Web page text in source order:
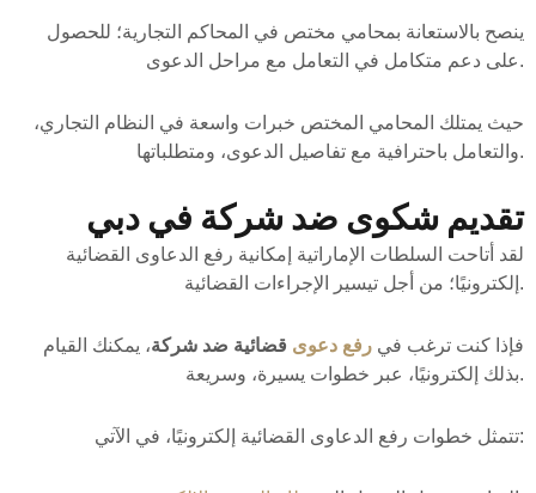
ينصح بالاستعانة بمحامي مختص في المحاكم التجارية؛ للحصول
على دعم متكامل في التعامل مع مراحل الدعوى.
حيث يمتلك المحامي المختص خبرات واسعة في النظام التجاري،
والتعامل باحترافية مع تفاصيل الدعوى، ومتطلباتها.
تقديم شكوى ضد شركة في دبي
لقد أتاحت السلطات الإماراتية إمكانية رفع الدعاوى القضائية
إلكترونيًا؛ من أجل تيسير الإجراءات القضائية.
فإذا كنت ترغب في رفع دعوى قضائية ضد شركة، يمكنك القيام
بذلك إلكترونيًا، عبر خطوات يسيرة، وسريعة.
تتمثل خطوات رفع الدعاوى القضائية إلكترونيًا، في الآتي: